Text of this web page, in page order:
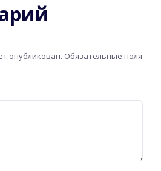
опубликован. Обязательные поля